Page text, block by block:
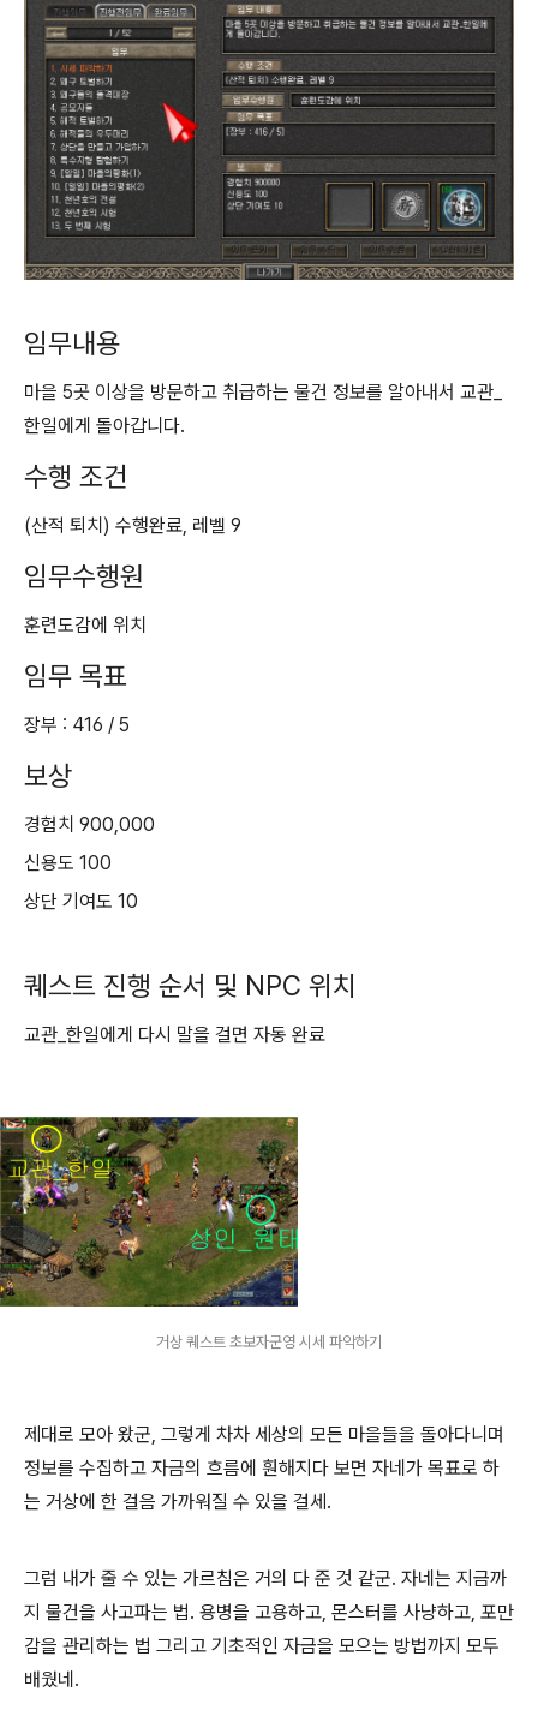
임무내용
마을 5곳 이상을 방문하고 취급하는 물건 정보를 알아내서 교관_
한일에게 돌아갑니다.
수행 조건
(산적 퇴치) 수행완료, 레벨 9
임무수행원
훈련도감에 위치
임무 목표
장부 : 416 / 5
보상
경험치 900,000
신용도 100
상단 기여도 10
퀘스트 진행 순서 및 NPC 위치
교관_한일에게 다시 말을 걸면 자동 완료
거상 퀘스트 초보자군영 시세 파악하기
제대로 모아 왔군, 그렇게 차차 세상의 모든 마을들을 돌아다니며
정보를 수집하고 자금의 흐름에 훤해지다 보면 자네가 목표로 하
는 거상에 한 걸음 가까워질 수 있을 걸세.
그럼 내가 줄 수 있는 가르침은 거의 다 준 것 같군. 자네는 지금까
지 물건을 사고파는 법. 용병을 고용하고, 몬스터를 사냥하고, 포만
감을 관리하는 법 그리고 기초적인 자금을 모으는 방법까지 모두
배웠네.